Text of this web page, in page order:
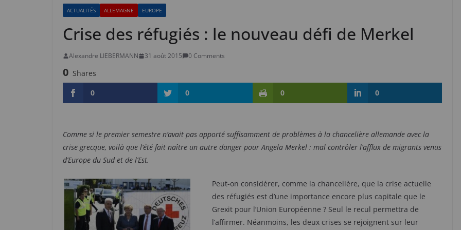
ACTUALITÉS ALLEMAGNE EUROPE
Crise des réfugiés : le nouveau défi de Merkel
Alexandre LIEBERMANN 31 août 2015 0 Comments
0 Shares
0
0 0 0
Comme si le premier semestre n’avait pas apporté suffisamment de problèmes à la chancelière allemande avec la
crise grecque, voilà que l’été fait naître un autre danger pour Angela Merkel : mal contrôler l’afflux de migrants venus
d’Europe du Sud et de l’Est.
Peut-on considérer, comme la chancelière, que la crise actuelle
des réfugiés est d’une importance encore plus capitale que le
Grexit pour l’Union Européenne ? Seul le recul permettra de
l’affirmer. Néanmoins, les deux crises se rejoignent sur leur